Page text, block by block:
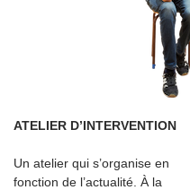
ATELIER D’INTERVENTION
Un atelier qui s’organise en
fonction de l’actualité. À la